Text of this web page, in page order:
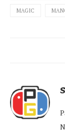
MAGIC